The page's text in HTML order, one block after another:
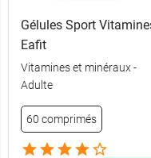
Gélules Sport
Eafit
Vitamines et minéraux -
Adulte
60 comprimés